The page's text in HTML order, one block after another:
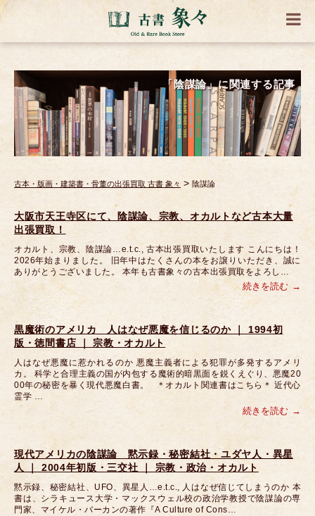
「陰謀論」に関連する記事
古本・版画・建築書・骨董の出張買取 古書 象々 > 陰謀論
大阪市天王寺区にて、陰謀論、宗教、オカルトなど古本大量
出張買取！
オカルト、宗教、陰謀論…e.t.c., 古本出張買取いたします こんにちは！
2026年始まりました。 旧年中はたくさんの本をお譲りいただき、誠に
ありがとうございました。 本年も古書象々の古本出張買取をよろし…
続きを読む
黒魔術のアメリカ 人はなぜ悪魔を信じるのか ｜ 1994初
版・徳間書店 ｜ 宗教・オカルト
人はなぜ悪魔に惹かれるのか 悪魔主義者による犯罪が多発するアメリ
カ。 科学と合理主義の国が内包する魔術的暗黒面を鋭くえぐり、悪魔20
00年の秘密を暴く現代悪魔白書。 ＊オカルト関連書はこちら＊ 近代心
霊学 …
続きを読む
現代アメリカの陰謀論 黙示録・秘密結社・ユダヤ人・異星
人 ｜ 2004年初版・三交社 ｜ 宗教・政治・オカルト
黙示録、秘密結社、UFO、異星人…e.t.c., 人はなぜ信じてしまうのか 本
書は、シラキュース大学・マックスウェル校の政治学教授で陰謀論の専
門家、マイケル・バーカンの著作『A Culture of Cons…